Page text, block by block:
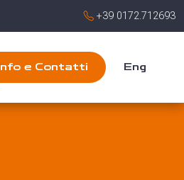
+39 0172.712693
Info e Contatti Eng